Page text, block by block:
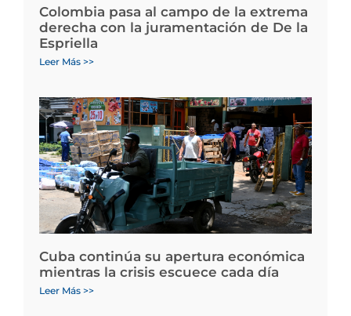
Colombia pasa al campo de la extrema
derecha con la juramentación de De la
Espriella
Leer Más >>
Cuba continúa su apertura económica
mientras la crisis escuece cada día
Leer Más >>